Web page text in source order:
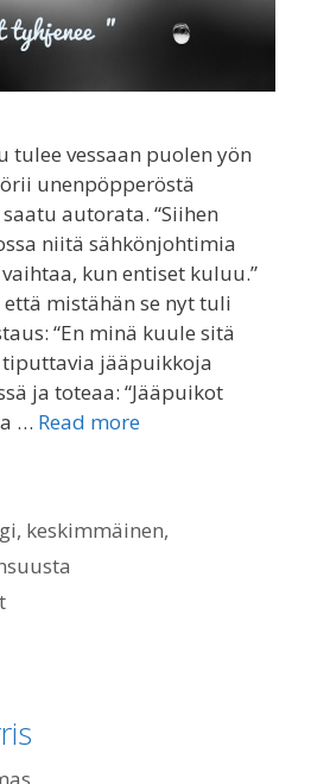
tulee vessaan puolen yön
unenpöpperöstä
autorata. “Siihen
niitä sähkönjohtimia
kun entiset kuluu.”
mistähän se nyt tuli
“En minä kuule sitä
tiputtavia jääpuikkoja
ja toteaa: “Jääpuikot
… Read more
, keskimmäinen,